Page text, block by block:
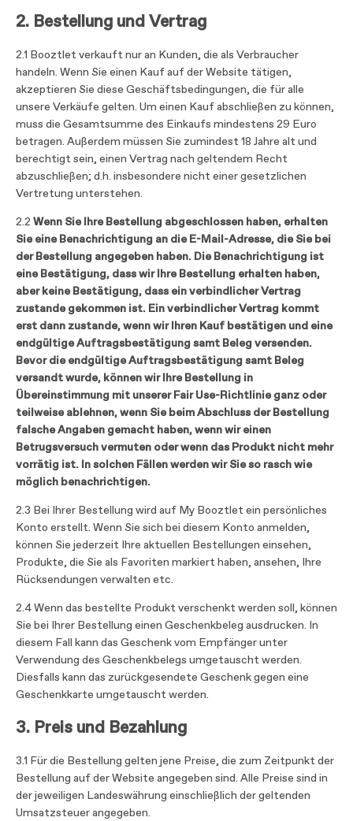
2. Bestellung und Vertrag
2.1 Booztlet verkauft nur an Kunden, die als Verbraucher
handeln. Wenn Sie einen Kauf auf der Website tätigen,
akzeptieren Sie diese Geschäftsbedingungen, die für alle
unsere Verkäufe gelten. Um einen Kauf abschließen zu können,
muss die Gesamtsumme des Einkaufs mindestens 29 Euro
betragen. Außerdem müssen Sie zumindest 18 Jahre alt und
berechtigt sein, einen Vertrag nach geltendem Recht
abzuschließen; d.h. insbesondere nicht einer gesetzlichen
Vertretung unterstehen.
2.2 Wenn Sie Ihre Bestellung abgeschlossen haben, erhalten
Sie eine Benachrichtigung an die E-Mail-Adresse, die Sie bei
der Bestellung angegeben haben. Die Benachrichtigung ist
eine Bestätigung, dass wir Ihre Bestellung erhalten haben,
aber keine Bestätigung, dass ein verbindlicher Vertrag
zustande gekommen ist. Ein verbindlicher Vertrag kommt
erst dann zustande, wenn wir Ihren Kauf bestätigen und eine
endgültige Auftragsbestätigung samt Beleg versenden.
Bevor die endgültige Auftragsbestätigung samt Beleg
versandt wurde, können wir Ihre Bestellung in
Übereinstimmung mit unserer Fair Use-Richtlinie ganz oder
teilweise ablehnen, wenn Sie beim Abschluss der Bestellung
falsche Angaben gemacht haben, wenn wir einen
Betrugsversuch vermuten oder wenn das Produkt nicht mehr
vorrätig ist. In solchen Fällen werden wir Sie so rasch wie
möglich benachrichtigen.
2.3 Bei Ihrer Bestellung wird auf My Booztlet ein persönliches
Konto erstellt. Wenn Sie sich bei diesem Konto anmelden,
können Sie jederzeit Ihre aktuellen Bestellungen einsehen,
Produkte, die Sie als Favoriten markiert haben, ansehen, Ihre
Rücksendungen verwalten etc.
2.4 Wenn das bestellte Produkt verschenkt werden soll, können
Sie bei Ihrer Bestellung einen Geschenkbeleg ausdrucken. In
diesem Fall kann das Geschenk vom Empfänger unter
Verwendung des Geschenkbelegs umgetauscht werden.
Diesfalls kann das zurückgesendete Geschenk gegen eine
Geschenkkarte umgetauscht werden.
3. Preis und Bezahlung
3.1 Für die Bestellung gelten jene Preise, die zum Zeitpunkt der
Bestellung auf der Website angegeben sind. Alle Preise sind in
der jeweiligen Landeswährung einschließlich der geltenden
Umsatzsteuer angegeben.